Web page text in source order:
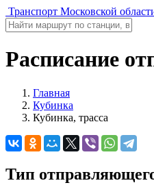
Транспорт Московской
Расписание
Главная
Кубинка
Кубинка, трасса
Тип